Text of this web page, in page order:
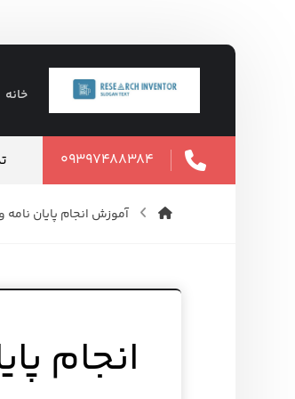
خانه
۰۹۳۹۷۴۸۸۳۸۴
آموزش انجام پایان نامه